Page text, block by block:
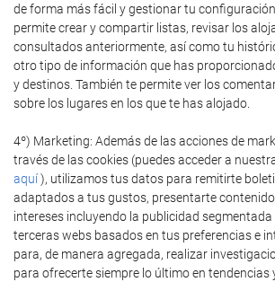
de forma más fácil y gestionar tu
permite crear y compartir listas, revisar los
consultados anteriormente, así como tu
otro tipo de información que has
y destinos. También te permite ver los
sobre los lugares en los que te has alojado.
4º) Marketing: Además de las acciones de
través de las cookies (puedes acceder a
aquí), utilizamos tus datos para remitirte
adaptados a tus gustos, presentarte
intereses incluyendo la publicidad segmentada
terceras webs basados en tus preferencias e
para, de manera agregada, realizar
para ofrecerte siempre lo último en tendencias